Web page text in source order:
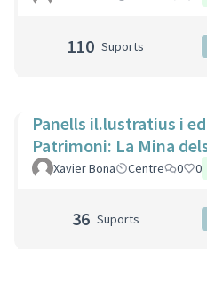
110 Suports
Panells il.lustratius i
Patrimoni: La Mina
Xavier Bona Centre 0 0
36 Suports